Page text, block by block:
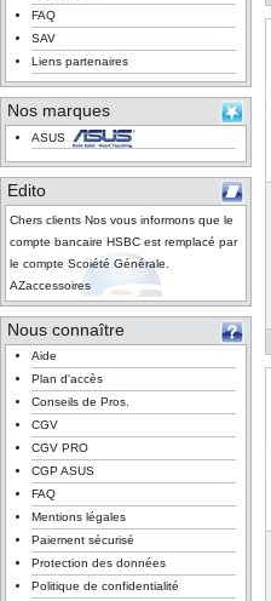
FAQ
SAV
Liens partenaires
Nos marques
ASUS
Edito
Chers clients Nos vous informons que le
compte bancaire HSBC est remplacé par
le compte Scoiété Générale.
AZaccessoires
Nous connaître
Aide
Plan d'accès
Conseils de Pros.
CGV
CGV PRO
CGP ASUS
FAQ
Mentions légales
Paiement sécurisé
Protection des données
Politique de confidentialité